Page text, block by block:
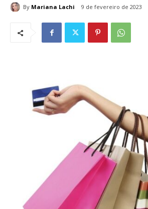
By Mariana Lachi 9 de fevereiro de 2023